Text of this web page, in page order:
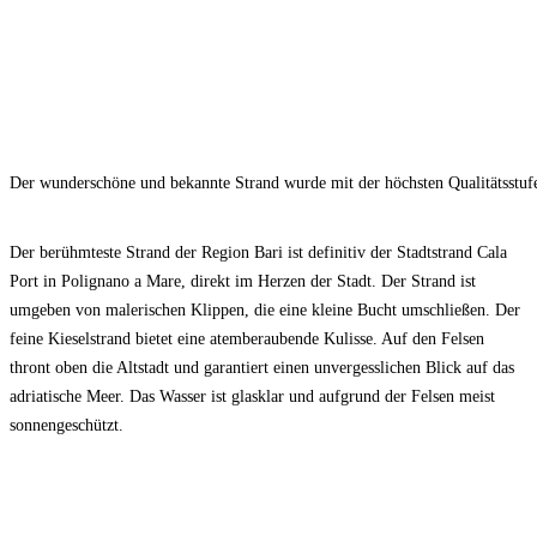
Der wunderschöne und bekannte Strand wurde mit der höchsten
Der berühmteste Strand der Region Bari ist definitiv der Stadtstrand Cala
Port in Polignano a Mare, direkt im Herzen der Stadt. Der Strand ist
umgeben von malerischen Klippen, die eine kleine Bucht umschließen. Der
feine Kieselstrand bietet eine atemberaubende Kulisse. Auf den Felsen
thront oben die Altstadt und garantiert einen unvergesslichen Blick auf das
adriatische Meer. Das Wasser ist glasklar und aufgrund der Felsen meist
sonnengeschützt.